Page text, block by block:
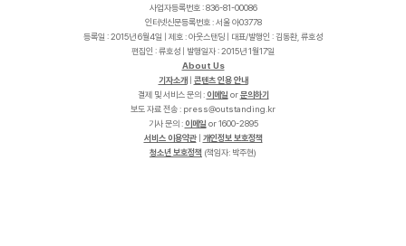
사업자등록번호 : 836-81-00086
인터넷신문등록번호 : 서울 아03778
등록일 : 2015년 6월4일 | 제호 : 아웃스탠딩 | 대표/발행인 : 김동환, 류호성
편집인 : 류호성 | 발행일자 : 2015년 1월17일
About Us
기자소개
콘텐츠 인용 안내
결제 및 서비스 문의 : 이메일 or문의하기
보도 자료 전송 :
r
k
.
g
n
i
d
n
a
t
s
t
u
o
@
s
s
e
r
p
기사 문의 : 이메일 or 1600-2895
서비스 이용약관| 개인정보 보호정책
청소년 보호정책 (책임자: 박주현)